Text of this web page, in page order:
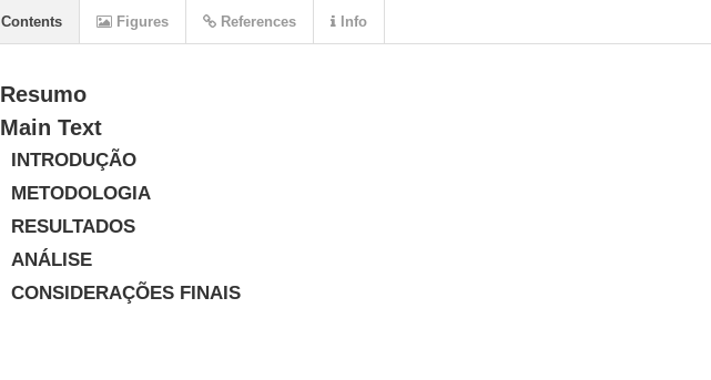
Resumo
Main Text
INTRODUÇÃO
METODOLOGIA
RESULTADOS
ANÁLISE
CONSIDERAÇÕES FINAIS
Contents Figures References Info